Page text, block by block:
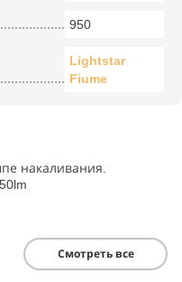
950
Lightstar
Fiume
накаливания.
Смотреть все